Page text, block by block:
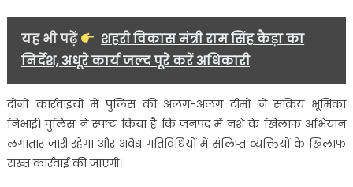
यह भी पढ़ें
शहरी विकास मंत्री राम सिंह कैड़ा का
निर्देश, अधूरे कार्य जल्द पूरे करें अधिकारी
दोनों कार्रवाइयों में पुलिस की अलग-अलग टीमों ने सक्रिय भूमिका
निभाई। पुलिस ने स्पष्ट किया है कि जनपद में नशे के खिलाफ अभियान
लगातार जारी रहेगा और अवैध गतिविधियों में संलिप्त व्यक्तियों के खिलाफ
सख्त कार्रवाई की जाएगी।